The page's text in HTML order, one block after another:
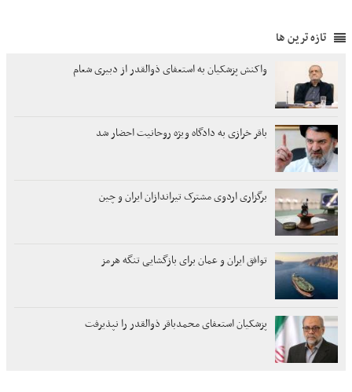
تازه ترین ها
واکنش پزشکیان به استعفای ذوالقدر از دبیری شعام
باقر خرازی به دادگاه ویژه روحانیت احضار شد
برگزاری اردوی مشترک تیراندازان ایران و چین
توافق ایران و عمان برای بازگشایی تنگه هرمز
پزشکیان استعفای محمدباقر ذوالقدر را نپذیرفت